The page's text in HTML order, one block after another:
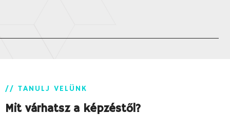
// TANULJ VELÜNK
Mit várhatsz a képzéstől?